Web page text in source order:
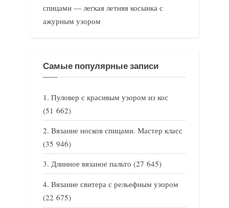
спицами — легкая летняя косынка с
ажурным узором
Самые популярные записи
Пуловер с красивым узором из кос
(51 662)
Вязание носков спицами. Мастер класс
(35 946)
Длинное вязаное пальто (27 645)
Вязание свитера с рельефным узором
(22 675)